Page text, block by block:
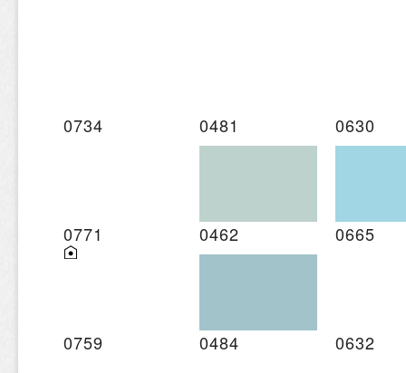
0734 0481 0630
0771 0462 0665
0759 0484 0632